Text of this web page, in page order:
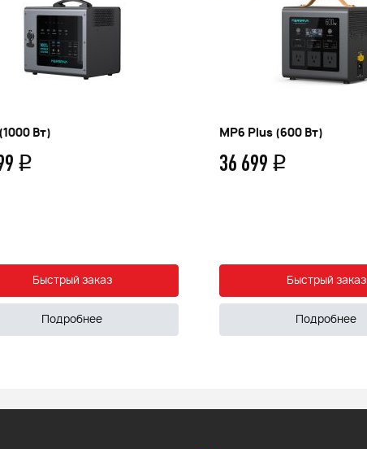
Вт)
q
Быстрый заказ
Подробнее
MP6 Plus (600 Вт)
36 699 q
Быстрый заказ
Подробнее